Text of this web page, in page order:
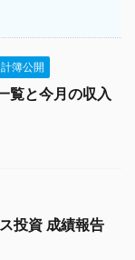
簿公開
覧と今月の収入
投資 成績報告